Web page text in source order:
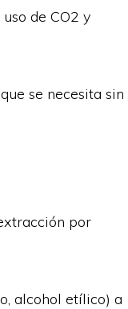
de CO2 y
se necesita sin
por
alcohol etílico) a